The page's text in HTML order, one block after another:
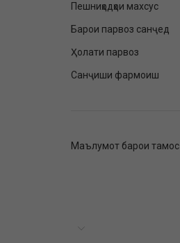
Пешниҳодҳои махсус
Барои парвоз санҷед
Ҳолати парвоз
Санҷиши фармоиш
Маълумот барои тамос